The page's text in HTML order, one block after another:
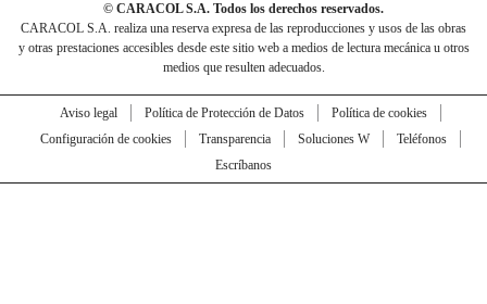
© CARACOL S.A. Todos los derechos reservados.
CARACOL S.A. realiza una reserva expresa de las reproducciones y usos de las obras
y otras prestaciones accesibles desde este sitio web a medios de lectura mecánica u otros
medios que resulten adecuados.
Aviso legal Política de Protección de Datos
Política de cookies
Configuración de cookies
Transparencia Soluciones W
Teléfonos
Escríbanos